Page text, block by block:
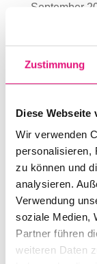
Zustimmung
Diese Webseite
Wir verwenden
personalisieren,
zu können und
analysieren.
Verwendung
soziale Medien,
Partner führen
weiteren Daten
September
September
Juli 2022
Juni 2022
Mai 2022